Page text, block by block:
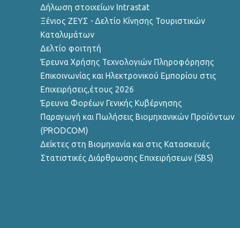
Δήλωση στοιχείων Intrastat
Ξένιος ΖΕΥΣ - Δελτίο Κίνησης Τουριστικών
Καταλυμάτων
Δελτίο φοιτητή
Έρευνα Χρήσης Τεχνολογιών Πληροφόρησης
Επικοινωνίας και Ηλεκτρονικού Εμπορίου στις
Επιχειρήσεις,έτους 2026
Έρευνα Φορέων Γενικής Κυβέρνησης
Παραγωγή και Πωλήσεις Βιομηχανικών Προϊόντων
(PRODCOM)
Δείκτες στη Βιομηχανία και στις Κατασκευές
Στατιστικές Διάρθρωσης Επιχειρήσεων (SBS)